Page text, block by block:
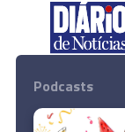
Podcasts